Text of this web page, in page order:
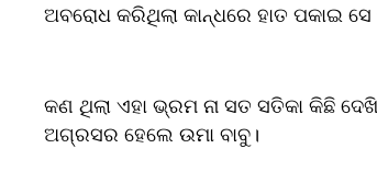
ଅବରୋଧ କରିଥିଲା କାନ୍ଧରେ ହାତ ପକାଇ
କଣ ଥିଲା ଏହା ଭ୍ରମ ନା ସତ ସତିକା କିଛି
ଅଗ୍ରସର ହେଲେ ଉମା ବାବୁ।